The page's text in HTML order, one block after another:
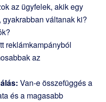
az ügyfelek, akik egy
váltanak ki?
reklámkampányból
az
Van-e összefüggés a
és a magasabb